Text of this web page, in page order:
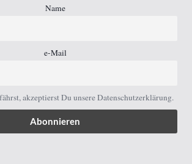
Name
e-Mail
akzeptierst Du unsere Datenschutzerklärung.